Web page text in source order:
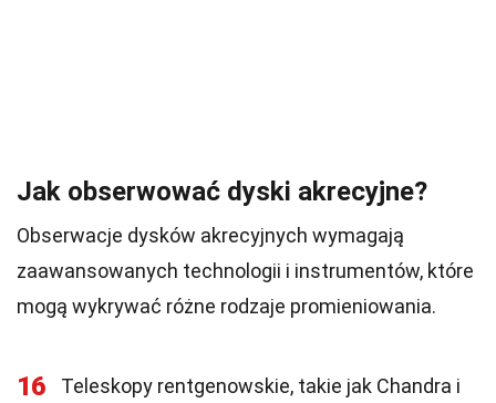
Jak obserwować dyski akrecyjne?
Obserwacje dysków akrecyjnych wymagają
zaawansowanych technologii i instrumentów, które
mogą wykrywać różne rodzaje promieniowania.
16
Teleskopy rentgenowskie, takie jak Chandra i